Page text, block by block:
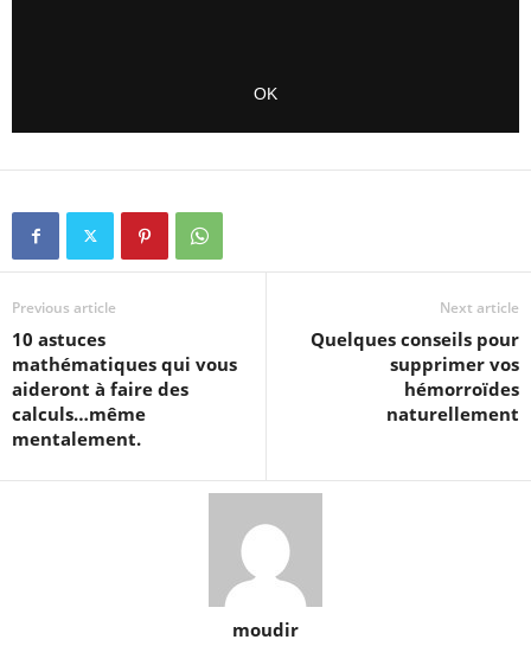
Previous article
10 astuces
mathématiques qui vous
aideront à faire des
calculs…même
mentalement.
Next article
Quelques conseils pour
supprimer vos
hémorroïdes
naturellement
moudir